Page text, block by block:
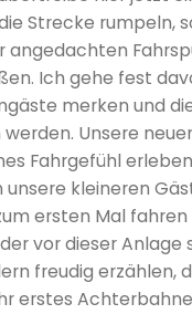
Strecke rumpeln,
angedachten
Ich gehe fest
merken und
Unsere
Fahrgefühl
kleineren
ersten Mal fahren
vor dieser Anlage
freudig erzählen,
erstes